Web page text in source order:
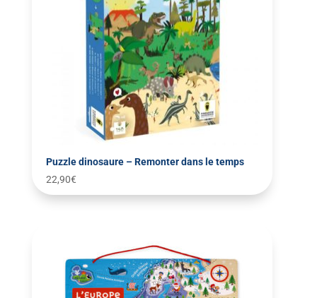
Puzzle dinosaure – Remonter dans le temps
22,90€